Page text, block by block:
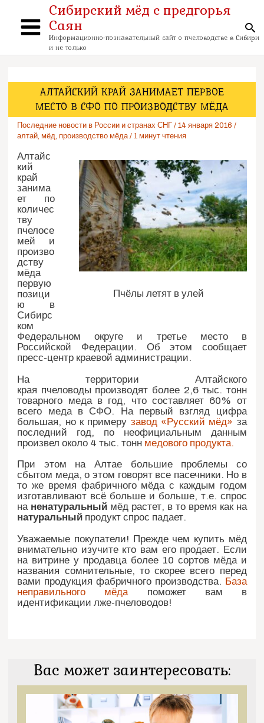
содержимому
Main
Сибирский мёд с предгорья
Саян
Информационно-познавательный сайт о пчеловодстве в Сибири
и не только
АЛТАЙСКИЙ КРАЙ ЗАНИМАЕТ ПЕРВОЕ
МЕСТО В СФО ПО ПРОИЗВОДСТВУ МЁДА
Последние новости в России и странах СНГ /14 января 2016 /
алтай ,мёд ,производство мёда /1 минут чтения
Пчёлы летят в улей
Алтайс
кий
край
занима
ет по
количес
тву
пчелосе
мей и
произво
дству
мёда
первую
позици
ю в
Сибирс
ком
Федеральном округе и третье место в
Российской Федерации. Об этом сообщает
пресс-центр краевой администрации.
На территории Алтайского
края пчеловоды производят более 2,6 тыс. тонн
товарного меда в год, что составляет 60% от
всего меда в СФО. На первый взгляд цифра
большая, но к примеру завод «Русский мёд» за
последний год, по неофициальным данным
произвел около 4 тыс. тонн медового продукта.
При этом на Алтае большие проблемы со
сбытом меда, о этом говорят все пасечники. Но в
то же время фабричного мёда с каждым годом
изготавливают всё больше и больше, т.е. спрос
на ненатуральный мёд растет, в то время как на
натуральный продукт спрос падает.
Уважаемые покупатели! Прежде чем купить мёд
внимательно изучите кто вам его продает. Если
на витрине у продавца более 10 сортов мёда и
названия сомнительные, то скорее всего перед
вами продукция фабричного производства. База
неправильного мёдапоможет вам в
идентификации лже-пчеловодов!
Вас может заинтересовать: